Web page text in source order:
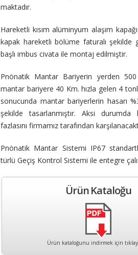
maktadır.
Hareketli kısım alüminyum alaşım
kapak hareketli bölüme faturalı şekilde
başlı imbus civata ile montaj edilmiştir.
Pnönatik Mantar Bariyerin yerden
mantar bariyere 40 Km. hızla gelen 4
sonucunda mantar bariyerlerin hasarı
şekilde tasarlanmıştır. Aksi durumda
fazlasını firmamız tarafından
Pnönatik Mantar Sistemi IP67
türlü Geçiş Kontrol Sistemi ile entegre
Ürün Kataloğu
Ürün kataloğunu indirmek için